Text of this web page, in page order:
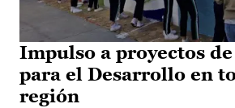
Impulso a proyectos
para el Desarrollo en
región